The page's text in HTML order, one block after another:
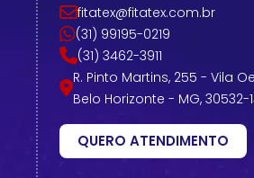
fitatex@fitatex.com.br
(31) 99195-0219
(31) 3462-3911
R. Pinto Martins, 255 - Vila
Belo Horizonte - MG, 30532-
QUERO ATENDIMENTO